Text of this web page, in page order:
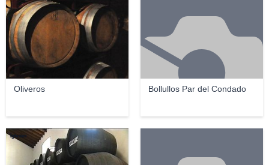
Oliveros Bollullos Par del Condado
Iglesias